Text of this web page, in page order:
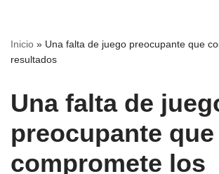
Inicio » Una falta de juego preocupante que
resultados
Una falta de
preocupante que
compromete los